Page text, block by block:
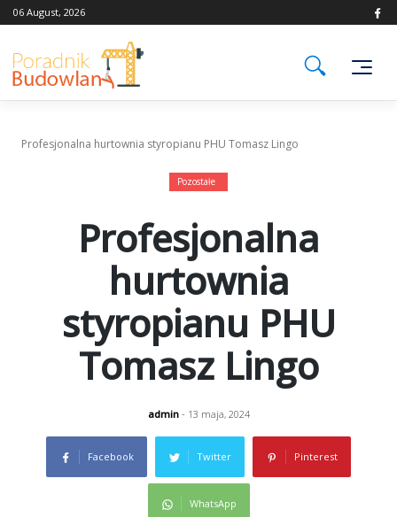
Skip
to
06 August, 2026
Profesjonalna hurtownia styropianu PHU Tomasz Lingo
Pozostałe
Profesjonalna
hurtownia
styropianu PHU
Tomasz Lingo
admin- 13 maja, 2024
Facebook Twitter Pinterest
WhatsApp